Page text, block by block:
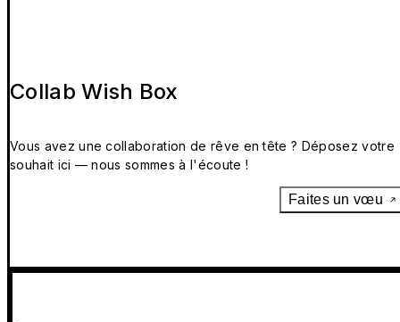
Collab Wish Box
Vous avez une collaboration de rêve en tête ? Déposez votre
souhait ici — nous sommes à l'écoute !
Faites un vœu